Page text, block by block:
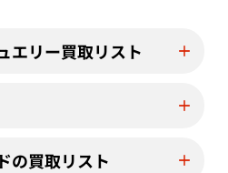
エリー買取リスト
の買取リスト